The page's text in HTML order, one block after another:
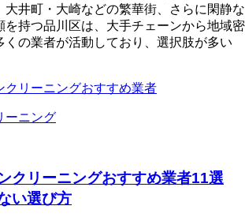
大井町・大崎などの繁華街、さらに閑静な
を持つ品川区は、大手チェーンから地域密
くの業者が活動しており、選択肢が多い
ーニング
クリーニングおすすめ業者11選
い選び方